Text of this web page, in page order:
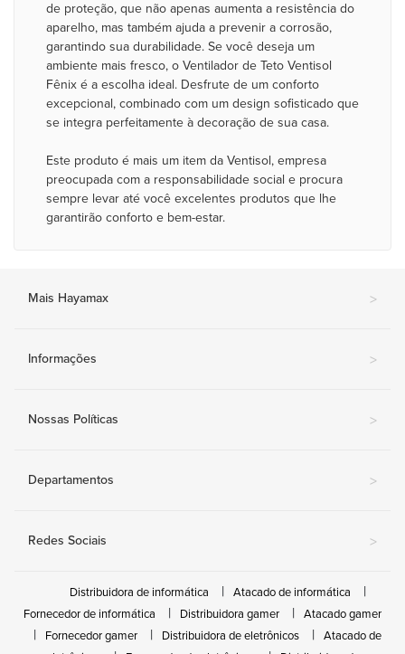
de proteção, que não apenas aumenta a resistência do
aparelho, mas também ajuda a prevenir a corrosão,
garantindo sua durabilidade. Se você deseja um
ambiente mais fresco, o Ventilador de Teto Ventisol
Fênix é a escolha ideal. Desfrute de um conforto
excepcional, combinado com um design sofisticado que
se integra perfeitamente à decoração de sua casa.
Este produto é mais um item da Ventisol, empresa
preocupada com a responsabilidade social e procura
sempre levar até você excelentes produtos que lhe
garantirão conforto e bem-estar.
Mais Hayamax >
Informações >
Nossas Políticas >
Departamentos >
Redes Sociais >
Distribuidora de informática
Atacado de informática
Fornecedor de informática
Distribuidora gamer
Atacado gamer
Fornecedor gamer
Distribuidora de eletrônicos
Atacado de